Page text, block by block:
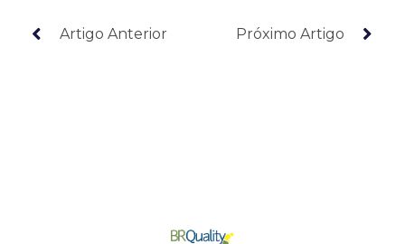
Artigo Anterior Próximo Artigo